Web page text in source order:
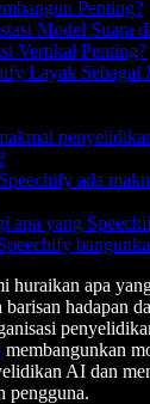
Penting?
Model Suara
Vertikal Penting?
Layak Sebagai
ada
apa yang
huraikan apa
hadapan
membangunkan
AI dan
pengguna.